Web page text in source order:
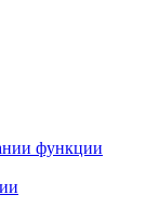
функции